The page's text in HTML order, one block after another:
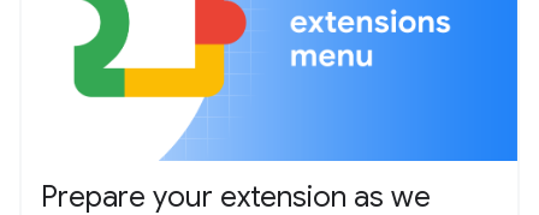
Prepare your extension as we